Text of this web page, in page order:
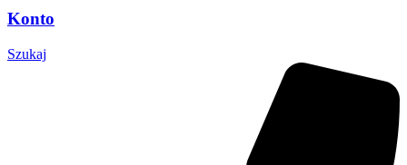
Konto
Szukaj